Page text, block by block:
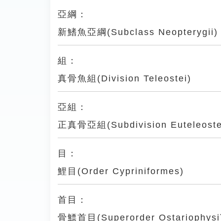
亞綱：
新鰭魚亞綱(Subclass Neopterygii)
組：
真骨魚組(Division Teleostei)
亞組：
正真骨亞組(Subdivision
目：
鯉目(Order Cypriniformes)
首目：
骨鰾首目(Superorder